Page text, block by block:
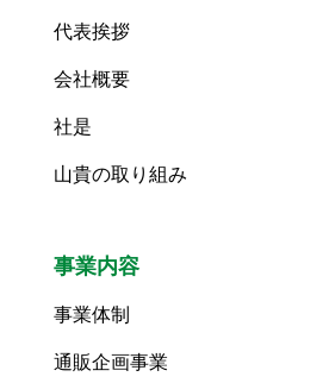
代表挨拶
会社概要
社是
山貴の取り組み
事業内容
事業体制
通販企画事業